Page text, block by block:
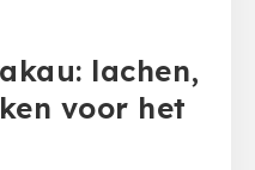
lachen,
voor het